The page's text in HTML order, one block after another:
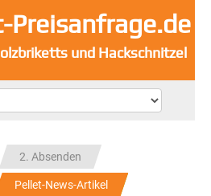
und Hackschnitzel
2. Absenden
Pellet-News-Artikel